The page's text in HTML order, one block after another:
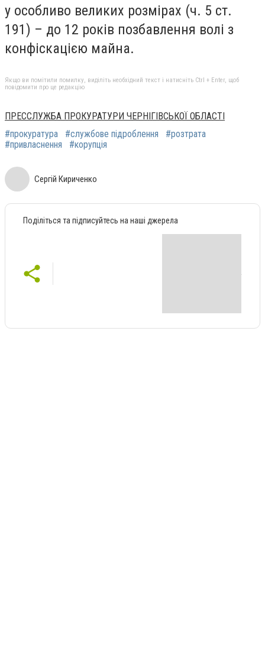
у особливо великих розмірах (ч. 5 ст.
191) – до 12 років позбавлення волі з
конфіскацією майна.
Якщо ви помітили помилку, виділіть необхідний текст і натисніть Ctrl + Enter, щоб
повідомити про це редакцію
ПРЕССЛУЖБА ПРОКУРАТУРИ ЧЕРНІГІВСЬКОЇ ОБЛАСТІ
#прокуратура
#службове підроблення
#розтрата
#привласнення
#корупція
Сергій Кириченко
Поділіться та підписуйтесь на наші джерела